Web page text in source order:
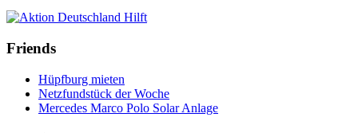
Friends
Hüpfburg mieten
Netzfundstück der Woche
Mercedes Marco Polo Solar Anlage